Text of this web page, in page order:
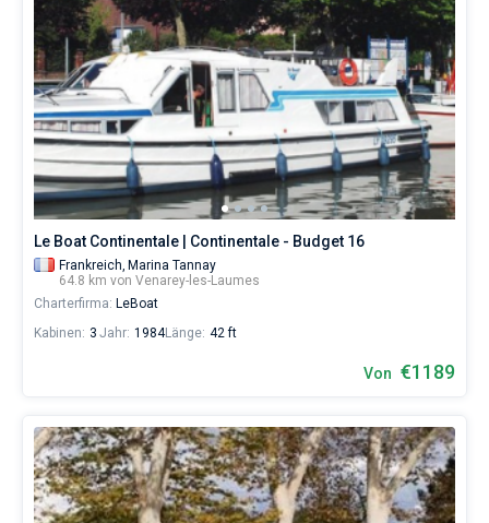
ohne
Segel
nicht
vorstellen.
Nahe
Le Boat Continentale | Continentale - Budget 16
Frankreich, Marina Tannay
64.8 km von Venarey-les-Laumes
Charterfirma: LeBoat
Kabinen: 3 Jahr: 1984Länge: 42 ft
Von €1189